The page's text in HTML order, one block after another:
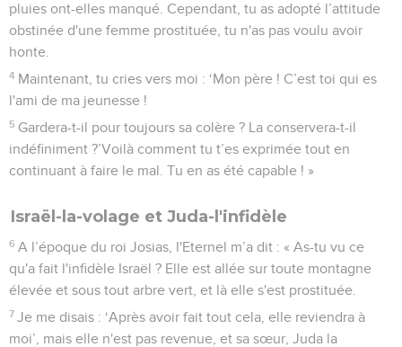
pluies ont-elles manqué. Cependant, tu as adopté l’attitude
obstinée d'une femme prostituée, tu n'as pas voulu avoir
honte.
4 Maintenant, tu cries vers moi : ‘Mon père ! C’est toi qui es
l'ami de ma jeunesse !
5 Gardera-t-il pour toujours sa colère ? La conservera-t-il
indéfiniment ?’Voilà comment tu t’es exprimée tout en
continuant à faire le mal. Tu en as été capable ! »
Israël-la-volage et Juda-l'infidèle
6 A l’époque du roi Josias, l'Eternel m’a dit : « As-tu vu ce
qu'a fait l'infidèle Israël ? Elle est allée sur toute montagne
élevée et sous tout arbre vert, et là elle s'est prostituée.
7 Je me disais : ‘Après avoir fait tout cela, elle reviendra à
moi’, mais elle n'est pas revenue, et sa sœur, Juda la